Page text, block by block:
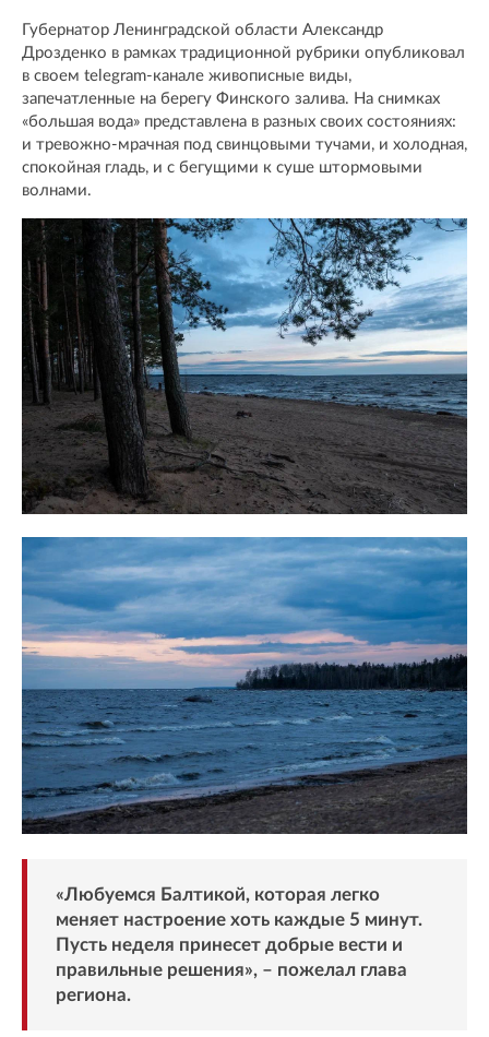
Губернатор Ленинградской области Александр
Дрозденко в рамках традиционной рубрики опубликовал
в своем telegram-канале живописные виды,
запечатленные на берегу Финского залива. На снимках
«большая вода» представлена в разных своих состояниях:
и тревожно-мрачная под свинцовыми тучами, и холодная,
спокойная гладь, и с бегущими к суше штормовыми
волнами.
«Любуемся Балтикой, которая легко
меняет настроение хоть каждые 5 минут.
Пусть неделя принесет добрые вести и
правильные решения», – пожелал глава
региона.